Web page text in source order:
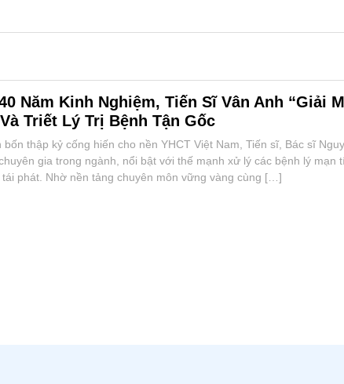
Năm Kinh Nghiệm, Tiến Sĩ Vân Anh “Giải
Triết Lý Trị Bệnh Tận Gốc
bốn thập kỷ cống hiến cho nền YHCT Việt Nam, Tiến sĩ, Bác sĩ
gia trong ngành, nổi bật với thế mạnh xử lý các bệnh lý mạn
tái phát. Nhờ nền tảng chuyên môn vững vàng cùng […]